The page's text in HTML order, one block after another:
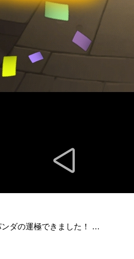
ダの運極できました！ …